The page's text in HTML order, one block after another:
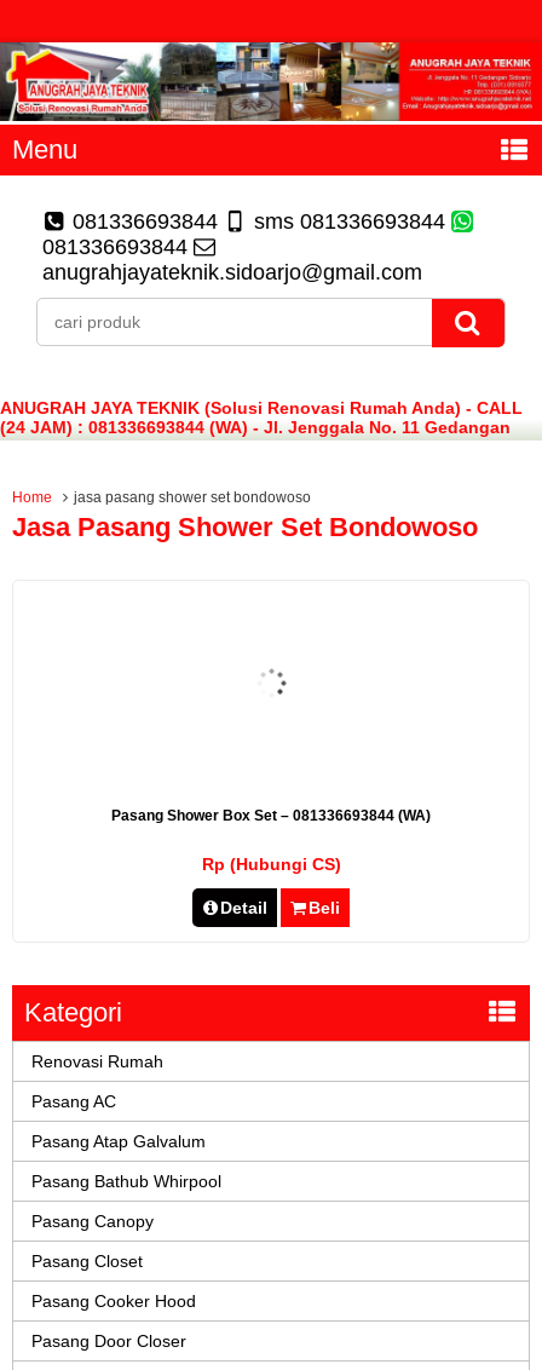
Menu
081336693844
sms 081336693844
081336693844
anugrahjayateknik.sidoarjo@gmail.com
ANUGRAH JAYA TEKNIK (Solusi Renovasi Rumah Anda) - CALL
(24 JAM) : 081336693844 (WA) - Jl. Jenggala No. 11 Gedangan
Sidoarjo
Home jasa pasang shower set bondowoso
Jasa Pasang Shower Set Bondowoso
Pasang Shower Box Set – 081336693844 (WA)
Rp (Hubungi CS)
Detail Beli
Kategori
Renovasi Rumah
Pasang AC
Pasang Atap Galvalum
Pasang Bathub Whirpool
Pasang Canopy
Pasang Closet
Pasang Cooker Hood
Pasang Door Closer